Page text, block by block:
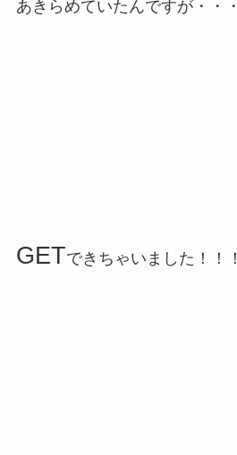
あきらめていたんですが・・・
GETできちゃいました！！！